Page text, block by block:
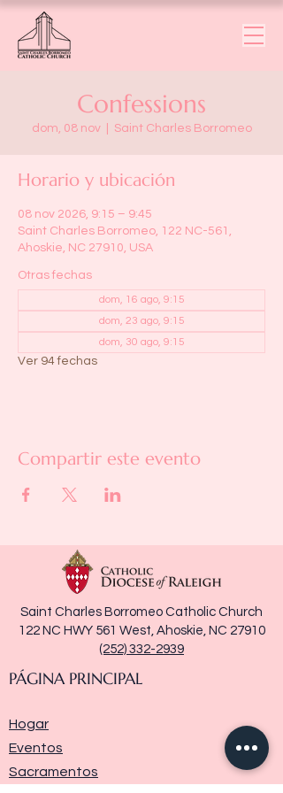
Confessions
dom, 08 nov
  |
Saint Charles Borromeo
Horario y ubicación
08 nov 2026, 9:15 – 9:45
Saint Charles Borromeo, 122 NC-561,
Ahoskie, NC 27910, USA
Otras fechas
dom, 16 ago, 9:15
dom, 23 ago, 9:15
dom, 30 ago, 9:15
Ver 94 fechas
Compartir este evento
Saint Charles Borromeo Catholic Church
122 NC HWY 561 West, Ahoskie, NC 27910
(252) 332-2939
PÁGINA PRINCIPAL
Hogar
Eventos
Sacramentos